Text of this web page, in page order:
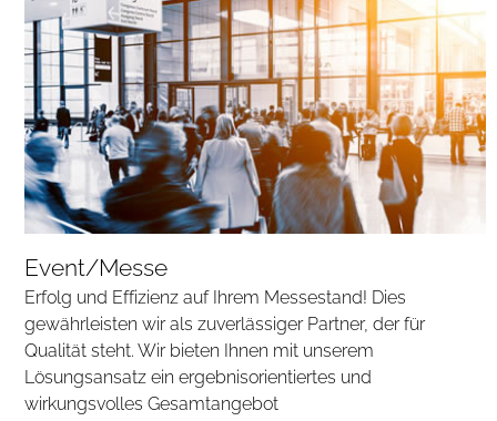
Event/Messe
Erfolg und Effizienz auf Ihrem Messestand! Dies
gewährleisten wir als zuverlässiger Partner, der für
Qualität steht. Wir bieten Ihnen mit unserem
Lösungsansatz ein ergebnisorientiertes und
wirkungsvolles Gesamtangebot